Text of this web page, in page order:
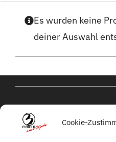
Cookie-
Es wurden keine
deiner Auswahl
kontakt@michael-
heinen.com